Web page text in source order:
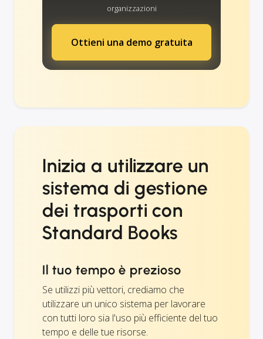
organizzazioni
Ottieni una demo gratuita
Inizia a utilizzare un
sistema di gestione
dei trasporti con
Standard Books
Il tuo tempo è prezioso
Se utilizzi più vettori, crediamo che
utilizzare un unico sistema per lavorare
con tutti loro sia l'uso più efficiente del tuo
tempo e delle tue risorse.